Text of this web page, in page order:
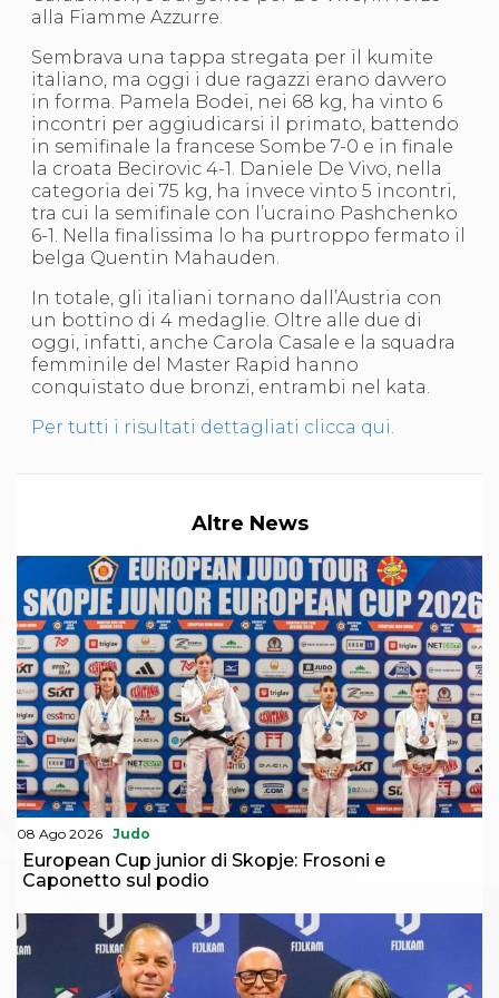
S'istrumpa
Calendario Attività
Difesa Personale MGA
La disciplina
News
Merchandising
Mappa del sito
Cerca
Contatti
News
Cookies Accept
Catalogo formativo
Webinar
Corsi Monotematici
Corsi di Specializzazione
Corsi FIJLKAM-FISDIR
Corsi Preparatore Fisico
Edutraining class - Didattica infantile
Sportello Fiscale
Modulistica
FAQ
Quesiti fiscali
Sostenibilità
Documenti
alla Fiamme Azzurre.
Sembrava una tappa stregata per il kumite
italiano, ma oggi i due ragazzi erano davvero
in forma. Pamela Bodei, nei 68 kg, ha vinto 6
incontri per aggiudicarsi il primato, battendo
in semifinale la francese Sombe 7-0 e in finale
la croata Becirovic 4-1. Daniele De Vivo, nella
categoria dei 75 kg, ha invece vinto 5 incontri,
tra cui la semifinale con l’ucraino Pashchenko
6-1. Nella finalissima lo ha purtroppo fermato il
belga Quentin Mahauden.
In totale, gli italiani tornano dall’Austria con
un bottino di 4 medaglie. Oltre alle due di
oggi, infatti, anche Carola Casale e la squadra
femminile del Master Rapid hanno
conquistato due bronzi, entrambi nel kata.
Per tutti i risultati dettagliati clicca qui.
Altre News
08 Ago 2026 Judo
European Cup junior di Skopje: Frosoni e
Caponetto sul podio